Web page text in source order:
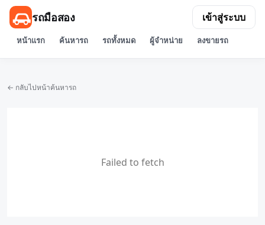
รถมือสอง
หน้าแรก ค้นหารถ รถทั้งหมด ผู้จำหน่าย ลงขายรถ
เข้าสู่ระบบ
← กลับไปหน้าค้นหารถ
Failed to fetch